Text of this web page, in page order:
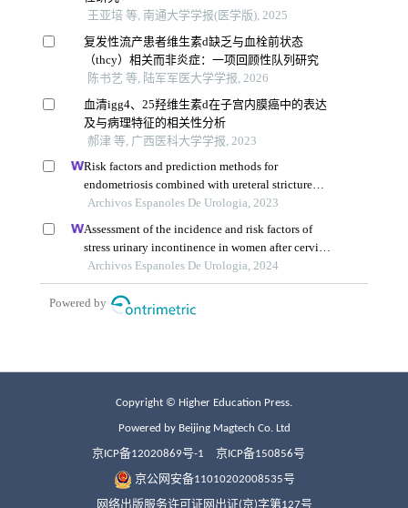
Copyright © Higher Education Press.
Powered by Beijing Magtech Co. Ltd
京ICP备12020869号-1 京ICP备150856号
京公网安备11010202008535号
网络出版服务许可证网出证(京)字第127号